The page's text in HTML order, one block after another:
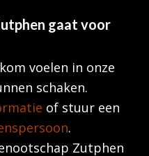
gaat voor
voelen in onze
schaken.
of stuur een
.
Zutphen